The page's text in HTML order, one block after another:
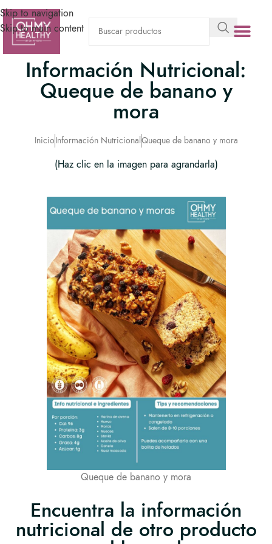
Skip to navigation
Skip to main content
Información Nutricional:
Queque de banano y
mora
InicioInformación NutricionalQueque de banano y mora
(Haz clic en la imagen para agrandarla)
Queque de banano y mora
Encuentra la información
nutricional de otro producto